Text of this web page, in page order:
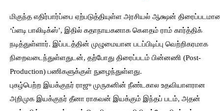
மிகுந்த எதிர்பார்ப்பை ஏற்படுத்தியுள்ள அரசியல் ஆக்ஷன்
‘ப்ளடி பாலிடிக்ஸ்’, இதில் கதாநாயகனாக கௌதம் ராம் கார்த்திக்
நடித்துள்ளார். இப்படத்தின் முழுமையான படப்பிடிப்பு வெற்றிகரமாக
நிறைவடைந்துள்ளதுடன், தற்போது திரைப்படம் பின்னணி (Post-
Production) பணிகளுக்குள் நுழைந்துள்ளது.
புகழ்பெற்ற இயக்குநர் ராஜு முருகனின் நீண்டகால உதவியாளரான
அறிமுக இயக்குநர் தீனா ராகவன் இயக்கும் இந்தப் படம், அதன்